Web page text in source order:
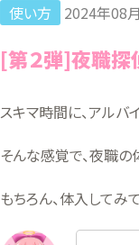
使い方 2024年08
[第２弾]夜職探
スキマ時間に、アルバ
そんな感覚で、夜職
もちろん、体入して